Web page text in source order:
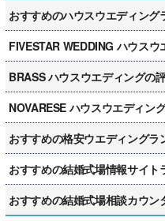
おすすめのハウスウエディング
FIVESTAR WEDDING ハウス
BRASS ハウスウエディングの
NOVARESE ハウスウエディン
おすすめの格安ウエディングラ
おすすめの結婚式場情報サイト
おすすめの結婚式場相談カウン